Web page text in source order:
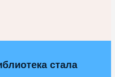
стала